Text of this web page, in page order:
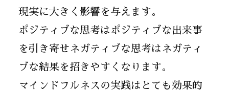
現実に大きく影響を与えます。
ポジティブな思考はポジティブな出来事
を引き寄せネガティブな思考はネガティ
ブな結果を招きやすくなります。
マインドフルネスの実践はとても効果的